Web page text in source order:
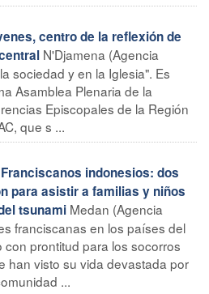
centro de la reflexión de
N'Djamena (Agencia
sociedad y en la Iglesia". Es
Asamblea Plenaria de la
Episcopales de la Región
que s ...
indonesios: dos
para asistir a familias y niños
tsunami Medan (Agencia
franciscanas en los países del
prontitud para los socorros
han visto su vida devastada por
...